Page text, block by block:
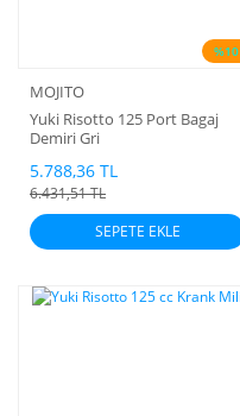
%10
MOJITO
Yuki Risotto 125 Port Bagaj
Demiri Gri
5.788,36 TL
6.431,51 TL
SEPETE EKLE